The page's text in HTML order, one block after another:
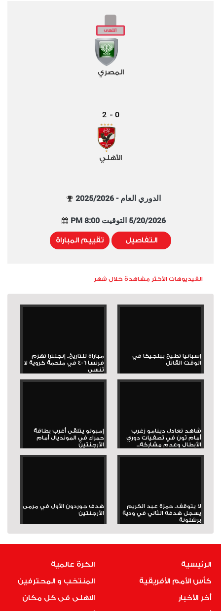
المصري
0
-
2
الأهلي
الدوري العام - 2025/2026
5/20/2026 التوقيت 8:00 PM
التفاصيل تقييم المباراة
الفيديوهات الأكثر مشاهدة خلال شهر
إسبانيا تطيح ببلجيكا في
الوقت القاتل
مباراة للتاريخ.. إنجلترا تهزم
فرنسا 6-4 في ملحمة كروية لا
تُنسى
شاهد تعادل دينامو زغرب
أمام ثون في تصفيات دوري
الأبطال وعدم مشاركة...
إمبولو يتلقى أغرب بطاقة
حمراء في المونديال أمام
الأرجنتين
لا يتوقف.. حمزة عبد الكريم
يسجل هدفه الثاني في ودية
برشلونة
هدف جوردون الأول في مرمى
الأرجنتين
الرئيسية
كأس الأمم الأفريقية
أخر الأخبار
الكرة عالمية
المنتخب و المحترفين
الاهلى فى كل مكان